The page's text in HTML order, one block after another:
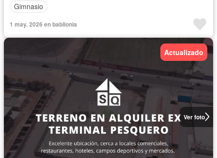
Gimnasio
1 may. 2026 en babilonia
Ver foto
Actualizado